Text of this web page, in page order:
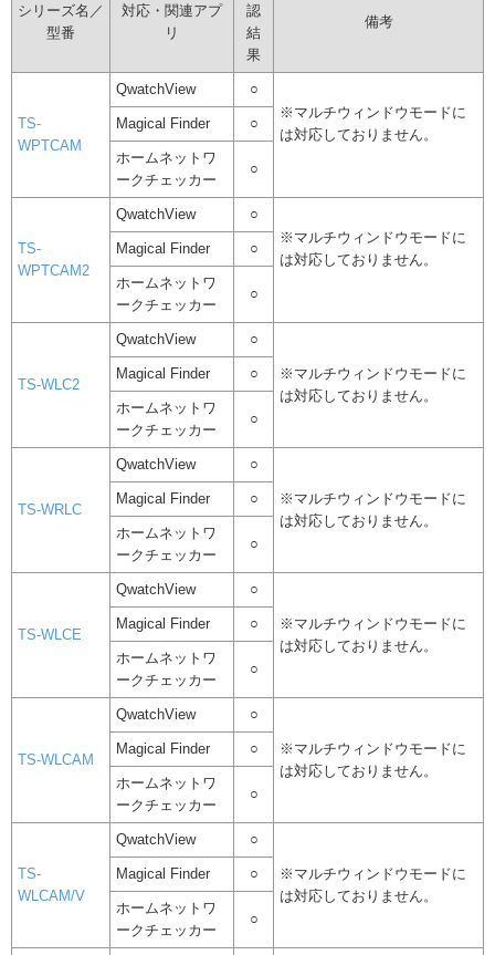
シリーズ名／
型番
対応・関連アプ
リ
認
結
果
備考
TS-
WPTCAM
QwatchView
○
※マルチウィンドウモードに
は対応しておりません。
Magical Finder ○
ホームネットワ
ークチェッカー
○
TS-
WPTCAM2
QwatchView
○
※マルチウィンドウモードに
は対応しておりません。
Magical Finder ○
ホームネットワ
ークチェッカー
○
TS-WLC2
QwatchView ○
※マルチウィンドウモードに
は対応しておりません。
Magical Finder ○
ホームネットワ
ークチェッカー
○
TS-WRLC
QwatchView ○
※マルチウィンドウモードに
は対応しておりません。
Magical Finder ○
ホームネットワ
ークチェッカー
○
TS-WLCE
QwatchView ○
※マルチウィンドウモードに
は対応しておりません。
Magical Finder ○
ホームネットワ
ークチェッカー
○
TS-WLCAM
QwatchView ○
※マルチウィンドウモードに
は対応しておりません。
Magical Finder ○
ホームネットワ
ークチェッカー
○
TS-
WLCAM/V
QwatchView ○
※マルチウィンドウモードに
は対応しておりません。
Magical Finder ○
ホームネットワ
ークチェッカー
○